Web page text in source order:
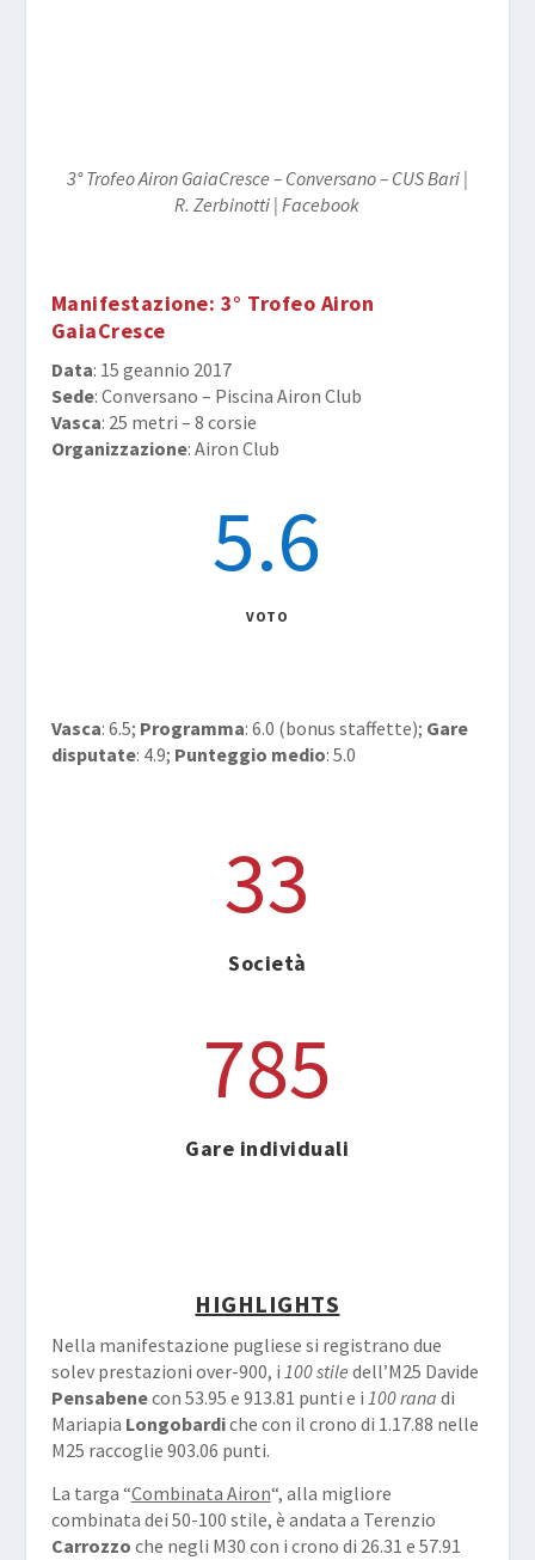
3° Trofeo Airon GaiaCresce – Conversano – CUS Bari |
R. Zerbinotti | Facebook
Manifestazione: 3° Trofeo Airon
GaiaCresce
Data: 15 geannio 2017
Sede: Conversano – Piscina Airon Club
Vasca: 25 metri – 8 corsie
Organizzazione: Airon Club
5.6
VOTO
Vasca: 6.5; Programma: 6.0 (bonus staffette); Gare
disputate: 4.9; Punteggio medio: 5.0
33
Società
785
Gare individuali
HIGHLIGHTS
Nella manifestazione pugliese si registrano due
solev prestazioni over-900, i 100 stile dell’M25 Davide
Pensabenecon 53.95 e 913.81 punti e i 100 rana di
Mariapia Longobardiche con il crono di 1.17.88 nelle
M25 raccoglie 903.06 punti.
La targa “Combinata Airon“, alla migliore
combinata dei 50-100 stile, è andata a Terenzio
Carrozzo che negli M30 con i crono di 26.31 e 57.91